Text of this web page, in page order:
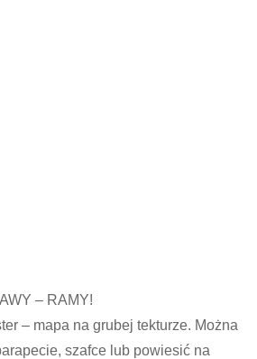
– RAMY!
– mapa na grubej tekturze. Można
szafce lub powiesić na